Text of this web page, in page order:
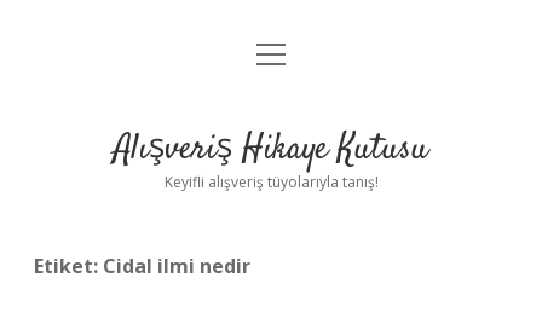
Anasayfa
Yasal Uyarı
menüyü
Alışveriş Hikaye Kutusu
Keyifli alışveriş tüyolarıyla tanış!
Etiket: Cidal ilmi nedir